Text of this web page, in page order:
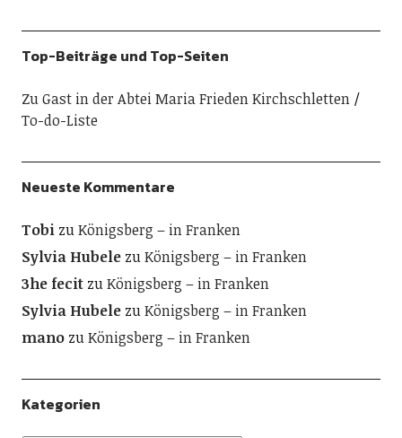
Top-Beiträge und Top-Seiten
Zu Gast in der Abtei Maria Frieden Kirchschletten
To-do-Liste
Neueste Kommentare
TobizuKönigsberg – in Franken
Sylvia HubelezuKönigsberg – in Franken
3he fecitzuKönigsberg – in Franken
Sylvia HubelezuKönigsberg – in Franken
manozuKönigsberg – in Franken
Kategorien